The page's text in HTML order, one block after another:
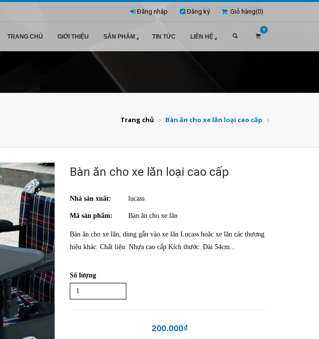
Giỏ hàng(0)
Đăng nhập Đăng ký
0
TRANG CHỦ GIỚI THIỆU SẢN PHẨM TIN TỨC LIÊN HỆ
Trang chủ Bàn ăn cho xe lăn loại cao cấp
Bàn ăn cho xe lăn loại cao cấp
Nhà sản xuất: lucass
Mã sản phẩm: Bàn ăn cho xe lăn
Bàn ăn cho xe lăn, dùng gắn vào xe lăn Lucass hoặc xe lăn các thương
hiệu khác. Chất liệu: Nhựa cao cấp Kích thước: Dài 54cm...
Số lượng
200.000₫